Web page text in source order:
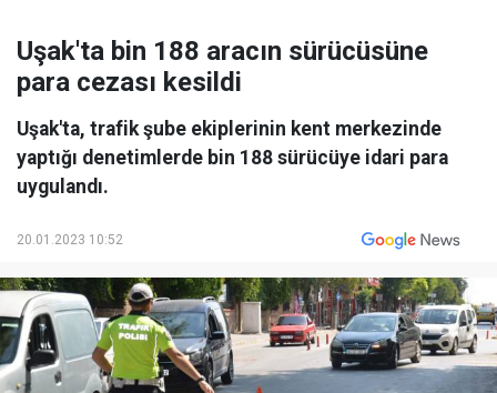
Uşak'ta bin 188 aracın sürücüsüne
para cezası kesildi
Uşak'ta, trafik şube ekiplerinin kent merkezinde
yaptığı denetimlerde bin 188 sürücüye idari para
uygulandı.
20.01.2023 10:52